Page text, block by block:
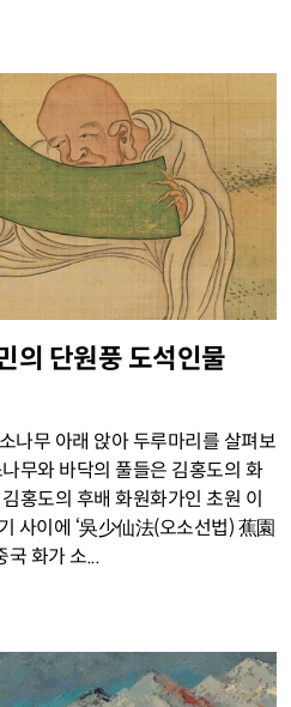
의 단원풍 도석인물
나무 아래 앉아 두루마리를 살펴보
무와 바닥의 풀들은 김홍도의 화
홍도의 후배 화원화가인 초원 이
사이에 ‘吳少仙法(오소선법) 蕉園
국 화가 소...